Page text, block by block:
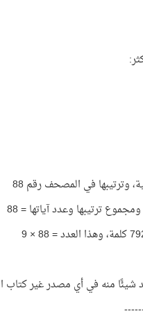
شيئًا منه في أي مصدر غير كتاب